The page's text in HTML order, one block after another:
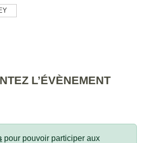
L’ÉVÈNEMENT
pour pouvoir participer aux